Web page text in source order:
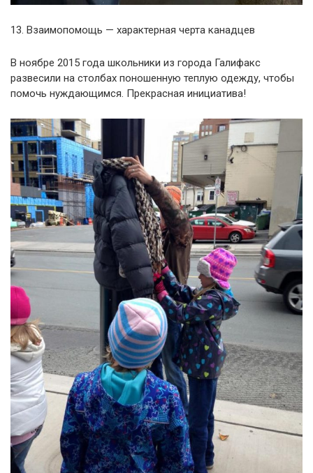
13. Взаимопомощь — характерная черта канадцев
В ноябре 2015 года школьники из города Галифакс
развесили на столбах поношенную теплую одежду, чтобы
помочь нуждающимся. Прекрасная инициатива!